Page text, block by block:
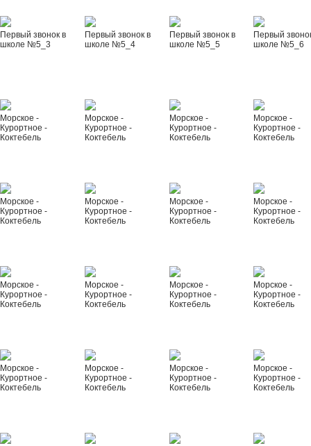
Первый звонок в
школе №5_3
Первый звонок в
школе №5_4
Первый звонок в
школе №5_5
Первый
школе №5_6
Морское -
Курортное -
Коктебель
Морское -
Курортное -
Коктебель
Морское -
Курортное -
Коктебель
Морское -
Курортное -
Коктебель
Морское -
Курортное -
Коктебель
Морское -
Курортное -
Коктебель
Морское -
Курортное -
Коктебель
Морское -
Курортное -
Коктебель
Морское -
Курортное -
Коктебель
Морское -
Курортное -
Коктебель
Морское -
Курортное -
Коктебель
Морское -
Курортное -
Коктебель
Морское -
Курортное -
Коктебель
Морское -
Курортное -
Коктебель
Морское -
Курортное -
Коктебель
Морское -
Курортное -
Коктебель